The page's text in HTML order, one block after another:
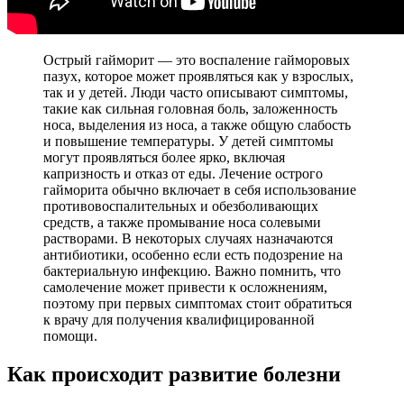
Острый гайморит — это воспаление гайморовых
пазух, которое может проявляться как у взрослых,
так и у детей. Люди часто описывают симптомы,
такие как сильная головная боль, заложенность
носа, выделения из носа, а также общую слабость
и повышение температуры. У детей симптомы
могут проявляться более ярко, включая
капризность и отказ от еды. Лечение острого
гайморита обычно включает в себя использование
противовоспалительных и обезболивающих
средств, а также промывание носа солевыми
растворами. В некоторых случаях назначаются
антибиотики, особенно если есть подозрение на
бактериальную инфекцию. Важно помнить, что
самолечение может привести к осложнениям,
поэтому при первых симптомах стоит обратиться
к врачу для получения квалифицированной
помощи.
Как происходит развитие болезни